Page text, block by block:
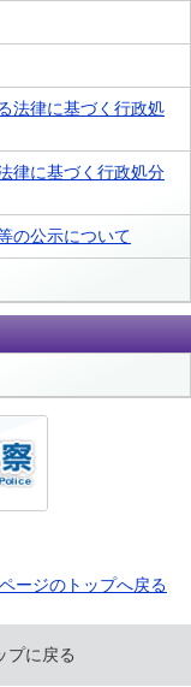
法律に基づく行政処
律に基づく行政処分
の公示について
ージのトップへ戻る
プに戻る